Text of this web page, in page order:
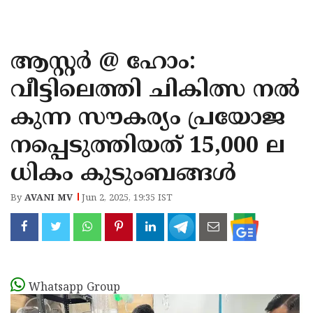
KANNUR
KASARAGOD
ആസ്റ്റർ @ ഹോം:
വീട്ടിലെത്തി ചികിത്സ നൽ
കുന്ന സൗകര്യം പ്രയോജ
നപ്പെടുത്തിയത് 15,000 ല
ധികം കുടുംബങ്ങൾ
ByAVANI MV Jun 2, 2025, 19:35 IST
Whatsapp Group